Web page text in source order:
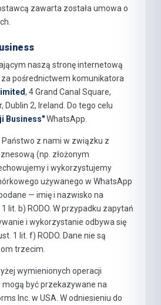
zawarta została umowa o
naszą stronę internetową
pośrednictwem komunikatora
, 4 Grand Canal Square,
Dublin 2, Ireland. Do tego celu
Business"WhatsApp.
z nami w związku z
(np. złożonym
i wykorzystujemy
używanego w WhatsApp
— imię i nazwisko na
lit. b) RODO. W przypadku zapytań
i wykorzystanie odbywa się
1 lit. f) RODO. Dane nie są
trzecim.
wymienionych operacji
być przekazywane na
Inc. w USA. W odniesieniu do